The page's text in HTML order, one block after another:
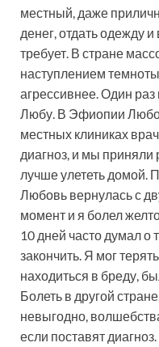
местный, даже
денег, отдать одежду
требует. В стране
наступлением
агрессивнее. Один
Любу. В Эфиопии
местных клиниках
диагноз, и мы приняли
лучше улететь домой.
Любовь вернулась с
момент и я болел
10 дней часто думал о
закончить. Я мог
находиться в бреду,
Болеть в другой
невыгодно,
если поставят